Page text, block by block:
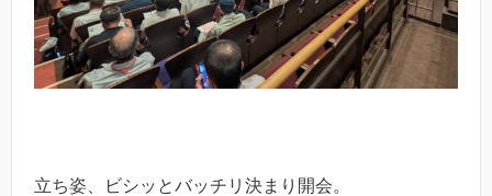
立ち姿、ビシッとバッチリ決まり開会。